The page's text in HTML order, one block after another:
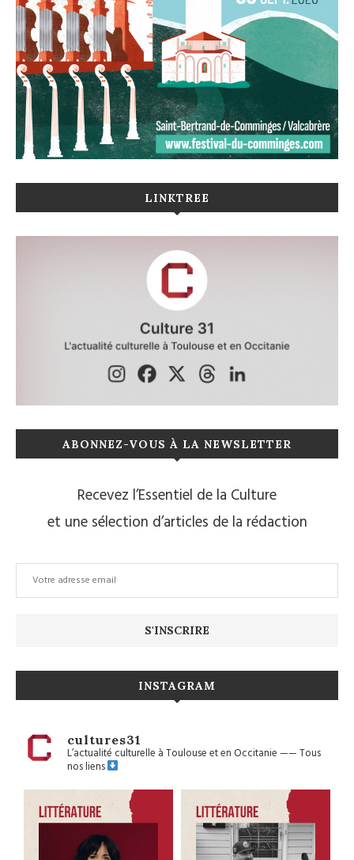
LINKTREE
ABONNEZ-VOUS À LA NEWSLETTER
Recevez l’Essentiel de la Culture
et une sélection d’articles de la rédaction
INSTAGRAM
cultures31
L’actualité culturelle à Toulouse et en Occitanie——Tous
nos liens